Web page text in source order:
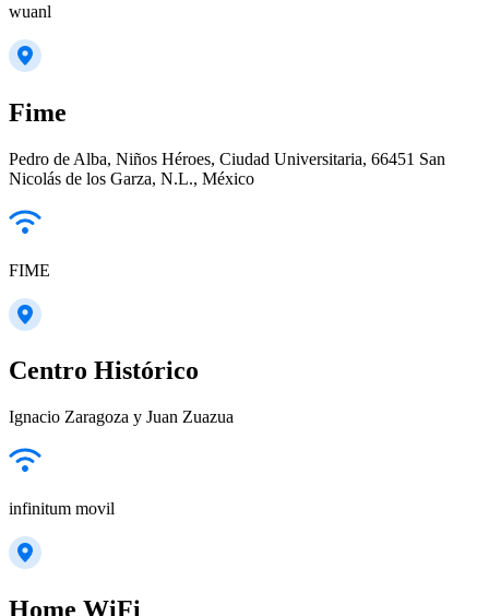
wuanl
Fime
Pedro de Alba, Niños Héroes, Ciudad Universitaria, 66451 San
Nicolás de los Garza, N.L., México
FIME
Centro Histórico
Ignacio Zaragoza y Juan Zuazua
infinitum movil
Home WiFi